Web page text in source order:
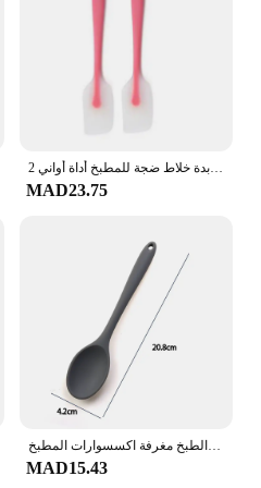
a touch of elegance to
you're a home cook or
spoon is an
convenience,
2 قطعة مقاومة للحرارة مقبض ملعقة سيليكون مكشطة ملعقة قالب تشكيل أيس كريم زبدة خلاط ضجة للمطبخ أداة أواني
MAD23.75
للحياة أفضل 1 قطعة ملعقة سيليكون لينة اثارة مقبض طويل أدوات المائدة أواني الطبخ مغرفة اكسسوارات المطبخ
MAD15.43